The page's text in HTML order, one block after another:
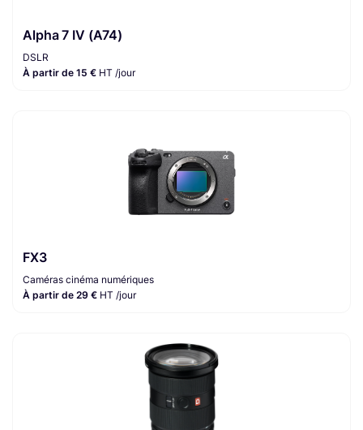
Alpha 7 IV (A74)
DSLR
À partir de 15 € HT /jour
FX3
Caméras cinéma numériques
À partir de 29 € HT /jour